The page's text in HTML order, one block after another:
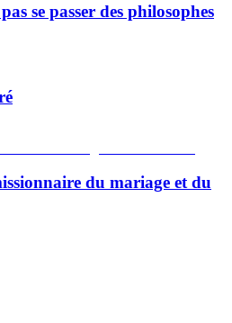
se passer des philosophes
du mariage et du